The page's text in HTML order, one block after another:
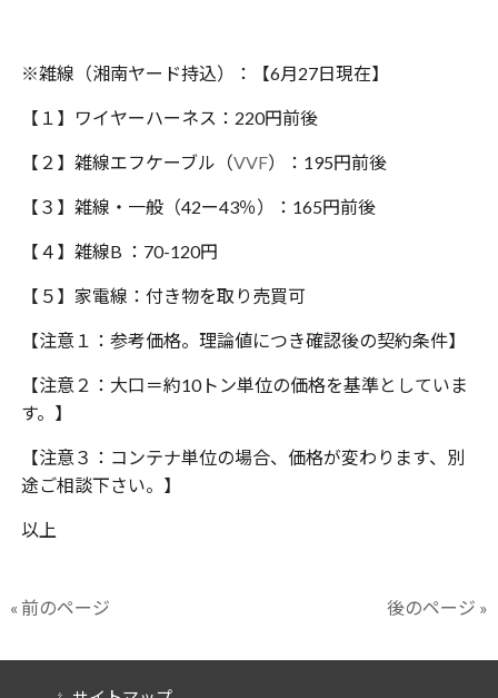
※雑線（湘南ヤード持込）：【6月27日現在】
【１】ワイヤーハーネス：220円前後
【２】雑線エフケーブル（VVF）：195円前後
【３】雑線・一般（42ー43％）：165円前後
【４】雑線B ：70-120円
【５】家電線：付き物を取り売買可
【注意１：参考価格。理論値につき確認後の契約条件】
【注意２：大口＝約10トン単位の価格を基準としていま
す。】
【注意３：コンテナ単位の場合、価格が変わります、別
途ご相談下さい。】
以上
« 前のページ 後のページ »